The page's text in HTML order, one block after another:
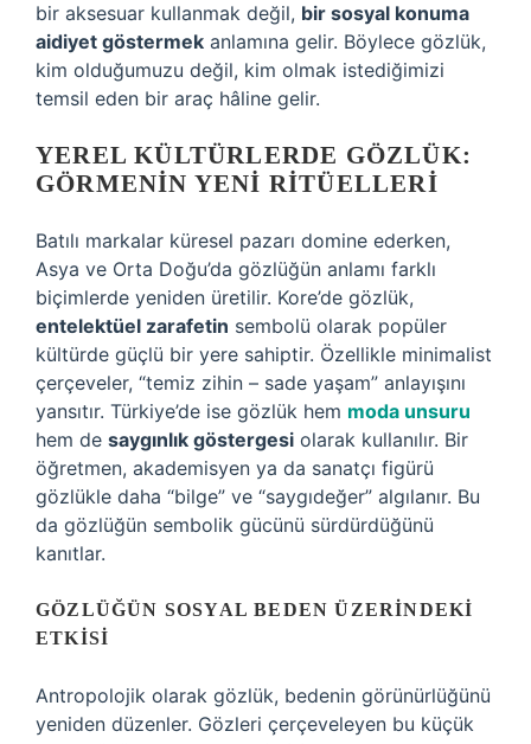
bir aksesuar kullanmak değil, bir sosyal konuma
aidiyet göstermek anlamına gelir. Böylece gözlük,
kim olduğumuzu değil, kim olmak istediğimizi
temsil eden bir araç hâline gelir.
YEREL KÜLTÜRLERDE GÖZLÜK:
GÖRMENIN YENI RITÜELLERI
Batılı markalar küresel pazarı domine ederken,
Asya ve Orta Doğu’da gözlüğün anlamı farklı
biçimlerde yeniden üretilir. Kore’de gözlük,
entelektüel zarafetin sembolü olarak popüler
kültürde güçlü bir yere sahiptir. Özellikle minimalist
çerçeveler, “temiz zihin – sade yaşam” anlayışını
yansıtır. Türkiye’de ise gözlük hem moda unsuru
hem de saygınlık göstergesi olarak kullanılır. Bir
öğretmen, akademisyen ya da sanatçı figürü
gözlükle daha “bilge” ve “saygıdeğer” algılanır. Bu
da gözlüğün sembolik gücünü sürdürdüğünü
kanıtlar.
GÖZLÜĞÜN SOSYAL BEDEN ÜZERINDEKI
ETKISI
Antropolojik olarak gözlük, bedenin görünürlüğünü
yeniden düzenler. Gözleri çerçeveleyen bu küçük